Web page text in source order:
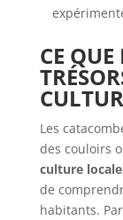
CE QUE
Les
des couloirs
culture locale
de
habitants.